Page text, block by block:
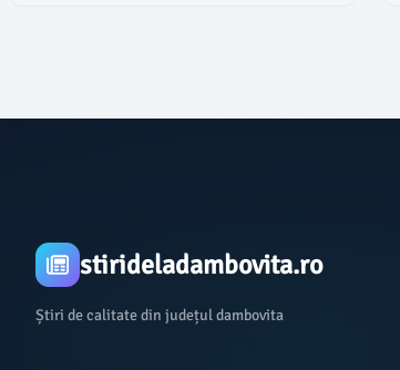
stirideladambovita.ro
Știri de calitate din județul dambovita